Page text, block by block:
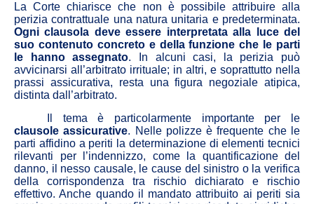
La Corte chiarisce che non è possibile attribuire alla
perizia contrattuale una natura unitaria e predeterminata.
Ogni clausola deve essere interpretata alla luce del
suo contenuto concreto e della funzione che le parti
le hanno assegnato. In alcuni casi, la perizia può
avvicinarsi all’arbitrato irrituale; in altri, e soprattutto nella
prassi assicurativa, resta una figura negoziale atipica,
distinta dall’arbitrato.
Il tema è particolarmente importante per le
clausole assicurative. Nelle polizze è frequente che le
parti affidino a periti la determinazione di elementi tecnici
rilevanti per l’indennizzo, come la quantificazione del
danno, il nesso causale, le cause del sinistro o la verifica
della corrispondenza tra rischio dichiarato e rischio
effettivo. Anche quando il mandato attribuito ai periti sia